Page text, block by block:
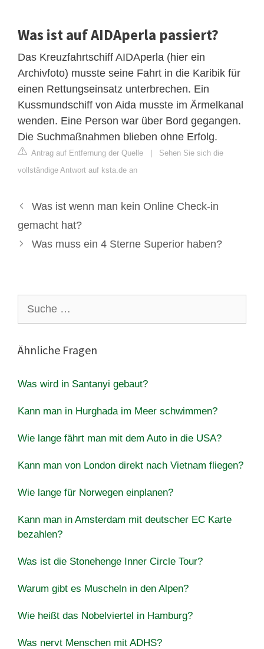
Was ist auf AIDAperla passiert?
Das Kreuzfahrtschiff AIDAperla (hier ein
Archivfoto) musste seine Fahrt in die Karibik für
einen Rettungseinsatz unterbrechen. Ein
Kussmundschiff von Aida musste im Ärmelkanal
wenden. Eine Person war über Bord gegangen.
Die Suchmaßnahmen blieben ohne Erfolg.
Antrag auf Entfernung der Quelle | Sehen Sie sich die
vollständige Antwort auf ksta.de an
Was ist wenn man kein Online Check-in
gemacht hat?
Was muss ein 4 Sterne Superior haben?
nach:
Ähnliche Fragen
Was wird in Santanyi gebaut?
Kann man in Hurghada im Meer schwimmen?
Wie lange fährt man mit dem Auto in die USA?
Kann man von London direkt nach Vietnam fliegen?
Wie lange für Norwegen einplanen?
Kann man in Amsterdam mit deutscher EC Karte
bezahlen?
Was ist die Stonehenge Inner Circle Tour?
Warum gibt es Muscheln in den Alpen?
Wie heißt das Nobelviertel in Hamburg?
Was nervt Menschen mit ADHS?